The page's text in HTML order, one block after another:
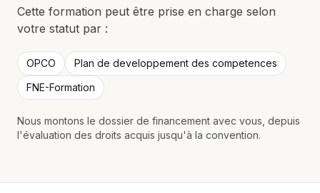
Cette formation peut être prise en charge selon
votre statut par :
OPCO
Plan de developpement des competences
FNE-Formation
Nous montons le dossier de financement avec vous, depuis
l'évaluation des droits acquis jusqu'à la convention.